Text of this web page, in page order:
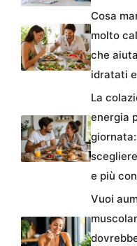
Cosa
molto
che
idratati
La
energia
e più
Vuoi